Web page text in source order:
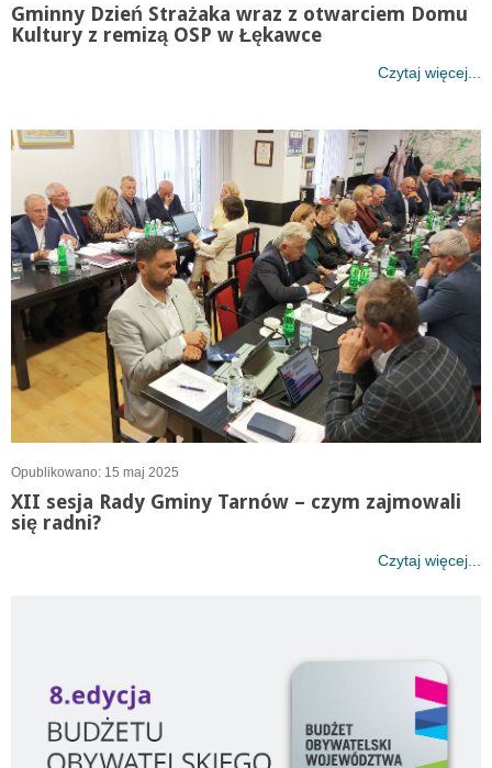
Gminny Dzień Strażaka wraz z otwarciem Domu
Kultury z remizą OSP w Łękawce
Czytaj więcej...
Opublikowano: 15 maj 2025
XII sesja Rady Gminy Tarnów – czym zajmowali
się radni?
Czytaj więcej...